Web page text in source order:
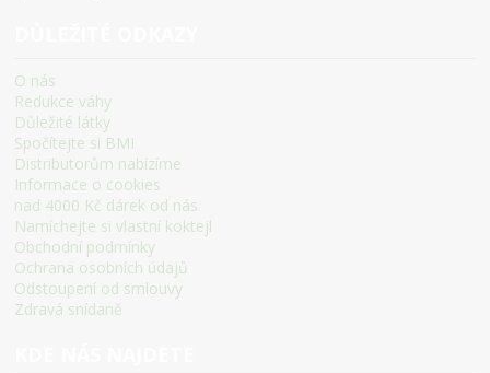
O nás
Redukce váhy
Důležité látky
Spočítejte si BMI
Distributorům nabízíme
Informace o cookies
nad 4000 Kč dárek od nás
Namíchejte si vlastní koktejl
Obchodní podmínky
Ochrana osobních údajů
Odstoupení od smlouvy
Zdravá snídaně